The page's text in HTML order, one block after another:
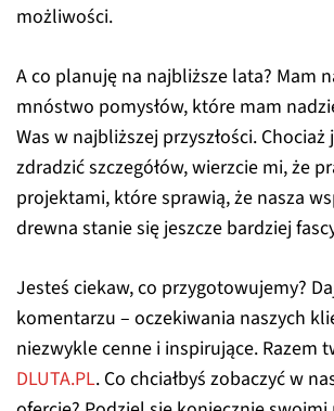
możliwości.
A co planuję na najbliższe lata? Mam
mnóstwo pomysłów, które mam
Was w najbliższej przyszłości.
zdradzić szczegółów, wierzcie mi, że
projektami, które sprawią, że nasza
drewna stanie się jeszcze bardziej
Jesteś ciekaw, co przygotowujemy?
komentarzu – oczekiwania naszych
niezwykle cenne i inspirujące. Razem
DLUTA.PL. Co chciałbyś zobaczyć w